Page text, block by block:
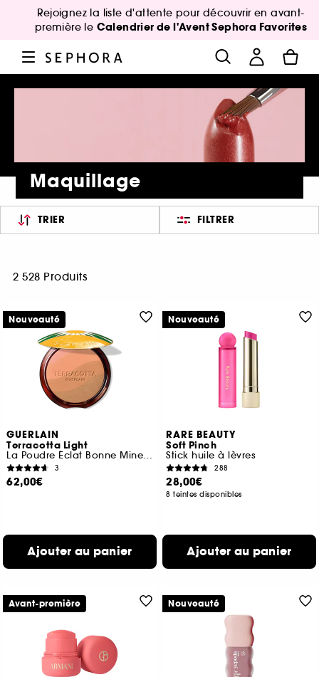
Rejoignez la liste d'attente pour découvrir en avant-
première le Calendrier de l'Avent Sephora Favorites
Maquillage
TRIER FILTRER
2 528 Produits
GUERLAIN
Terracotta Light
La Poudre Éclat Bonne Mine Naturelle Édition Limitée
3
62,00€
Ajouter au panier
Nouveauté
RARE BEAUTY
Soft Pinch
Stick huile à lèvres
288
28,00€
8 teintes disponibles
Ajouter au panier
Nouveauté
Avant-première Nouveauté